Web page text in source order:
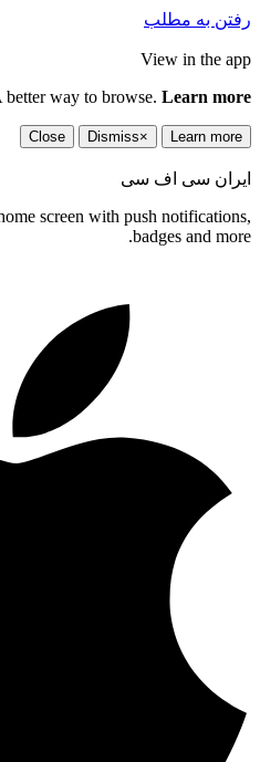
رفتن به مطلب
View in the app
better way to browse. Learn more
Learn more
×
Dismiss
Close
ایران سی اف سی
screen with push notifications,
badges and more.